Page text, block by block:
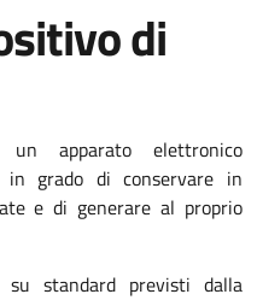
di
apparato elettronico
in grado di conservare in
e di generare al proprio
su standard previsti dalla